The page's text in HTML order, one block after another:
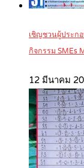
เชิญชวนผู้ประกอ
กิจกรรม SMEs
12 มีนาคม